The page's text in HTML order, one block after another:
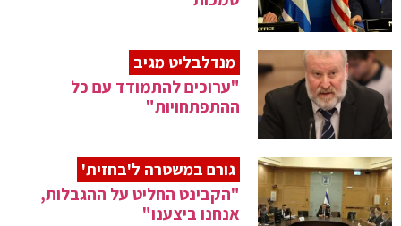
מנדלבליט מגיב
"ערוכים להתמודד עם כל
ההתפתחויות"
גורם במשטרה ל'בחזית'
"הקבינט החליט על ההגבלות,
אנחנו ביצענו"